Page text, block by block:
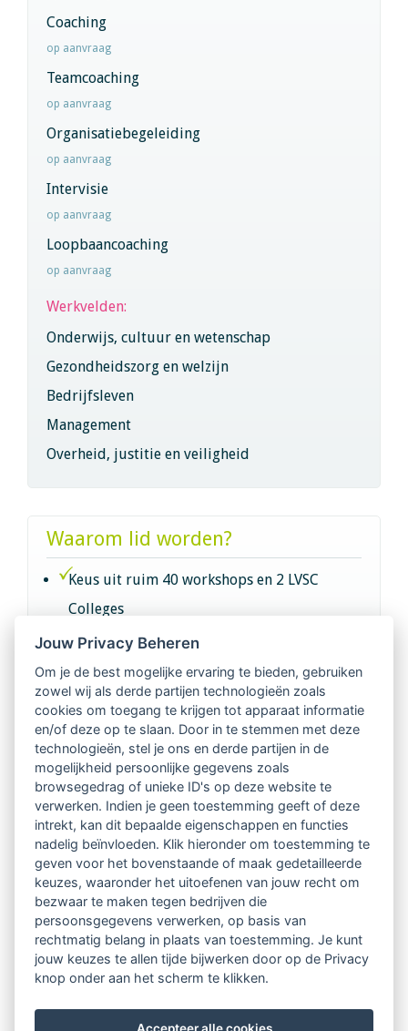
Coaching
op aanvraag
Teamcoaching
op aanvraag
Organisatiebegeleiding
op aanvraag
Intervisie
op aanvraag
Loopbaancoaching
op aanvraag
Werkvelden:
Onderwijs, cultuur en wetenschap
Gezondheidszorg en welzijn
Bedrijfsleven
Management
Overheid, justitie en veiligheid
Waarom lid worden?
Keus uit ruim 40 workshops en 2 LVSC
Colleges
Intervisie met geregistreerde vakgenoten
Netwerk van 2100 professionals in 14
regio's
Vindbaar voor opdrachtgevers
Tijdschrift voor
Begeleidingskunde & kennisbank
Beroepsregistratie (LVSC keurmerk)
Lid worden van LVSC
Jouw Privacy Beheren
Om je de best mogelijke ervaring te bieden, gebruiken
zowel wij als derde partijen technologieën zoals
cookies om toegang te krijgen tot apparaat informatie
en/of deze op te slaan. Door in te stemmen met deze
technologieën, stel je ons en derde partijen in de
mogelijkheid persoonlijke gegevens zoals
browsegedrag of unieke ID's op deze website te
verwerken. Indien je geen toestemming geeft of deze
intrekt, kan dit bepaalde eigenschappen en functies
nadelig beïnvloeden. Klik hieronder om toestemming te
geven voor het bovenstaande of maak gedetailleerde
keuzes, waaronder het uitoefenen van jouw recht om
bezwaar te maken tegen bedrijven die
persoonsgegevens verwerken, op basis van
rechtmatig belang in plaats van toestemming. Je kunt
jouw keuzes te allen tijde bijwerken door op de Privacy
knop onder aan het scherm te klikken.